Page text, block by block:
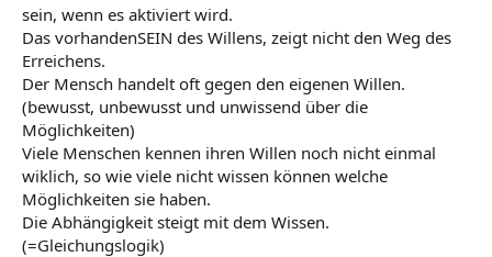
sein, wenn es aktiviert wird.
Das vorhandenSEIN des Willens, zeigt nicht den Weg des
Erreichens.
Der Mensch handelt oft gegen den eigenen Willen.
(bewusst, unbewusst und unwissend über die
Möglichkeiten)
Viele Menschen kennen ihren Willen noch nicht einmal
wiklich, so wie viele nicht wissen können welche
Möglichkeiten sie haben.
Die Abhängigkeit steigt mit dem Wissen.
(=Gleichungslogik)